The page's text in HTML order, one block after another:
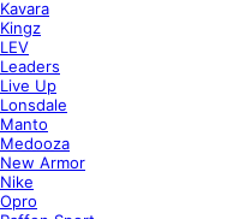
Kavara
Kingz
LEV
Leaders
Live Up
Lonsdale
Manto
Medooza
New Armor
Nike
Opro